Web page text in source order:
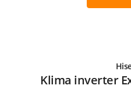
Klima inverter